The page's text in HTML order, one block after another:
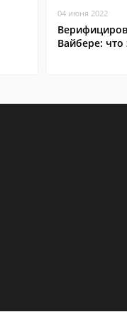
04 июня 2022
Вайбере: что